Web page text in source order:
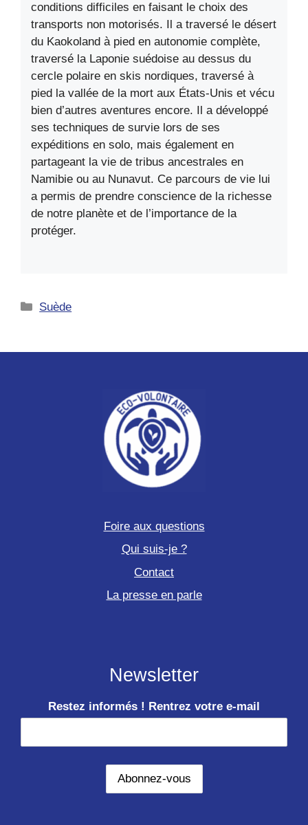
conditions difficiles en faisant le choix des
transports non motorisés. Il a traversé le désert
du Kaokoland à pied en autonomie complète,
traversé la Laponie suédoise au dessus du
cercle polaire en skis nordiques, traversé à
pied la vallée de la mort aux États-Unis et vécu
bien d’autres aventures encore. Il a développé
ses techniques de survie lors de ses
expéditions en solo, mais également en
partageant la vie de tribus ancestrales en
Namibie ou au Nunavut. Ce parcours de vie lui
a permis de prendre conscience de la richesse
de notre planète et de l’importance de la
protéger.
Catégories
Suède
Foire aux questions
Qui suis-je ?
Contact
La presse en parle
Newsletter
Restez informés ! Rentrez votre e-mail